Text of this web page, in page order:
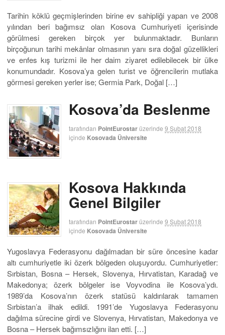
Tarihin köklü geçmişlerinden birine ev sahipliği yapan ve 2008
yılından beri bağımsız olan Kosova Cumhuriyeti içerisinde
görülmesi gereken birçok yer bulunmaktadır. Bunların
birçoğunun tarihi mekânlar olmasının yanı sıra doğal güzellikleri
ve enfes kış turizmi ile her daim ziyaret edilebilecek bir ülke
konumundadır. Kosova’ya gelen turist ve öğrencilerin mutlaka
görmesi gereken yerler ise; Germia Park, Doğal […]
Kosova’da Beslenme
tarafından PointEurostarüzerinde 9 Şubat 2018
içinde Kosovada Üniversite
Kosova Hakkında
Genel Bilgiler
tarafından PointEurostarüzerinde 9 Şubat 2018
içinde Kosovada Üniversite
Yugoslavya Federasyonu dağılmadan bir süre öncesine kadar
altı cumhuriyetle iki özerk bölgeden oluşuyordu. Cumhuriyetler:
Sırbistan, Bosna – Hersek, Slovenya, Hırvatistan, Karadağ ve
Makedonya; özerk bölgeler ise Voyvodina ile Kosova’ydı.
1989’da Kosova’nın özerk statüsü kaldırılarak tamamen
Sırbistan’a ilhak edildi. 1991’de Yugoslavya Federasyonu
dağılma sürecine girdi ve Slovenya, Hırvatistan, Makedonya ve
Bosna – Hersek bağımsızlığını ilan etti. […]